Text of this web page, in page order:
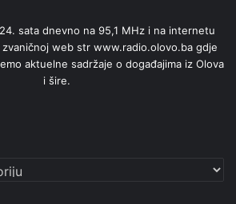
sata dnevno na 95,1 MHz i na internetu
web str www.radio.olovo.ba gdje
aktuelne sadržaje o događajima iz Olova
i šire.